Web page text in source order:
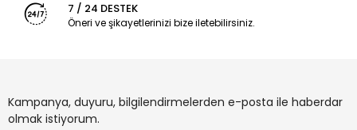
7 / 24 DESTEK
Öneri ve şikayetlerinizi bize iletebilirsiniz.
Kampanya, duyuru, bilgilendirmelerden e-posta ile haberdar
olmak istiyorum.